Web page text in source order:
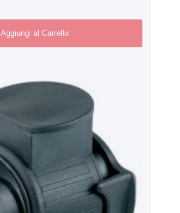
Aggiungi al Carrello